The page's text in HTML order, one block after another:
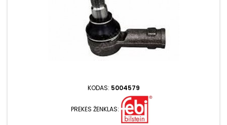
KODAS: 5004579
PREKĖS ŽENKLAS: